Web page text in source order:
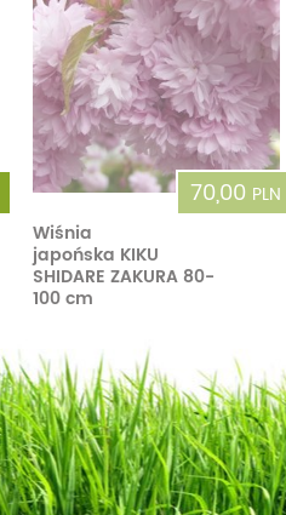
70,00 PLN
Wiśnia
japońska KIKU
SHIDARE ZAKURA 80-
100 cm